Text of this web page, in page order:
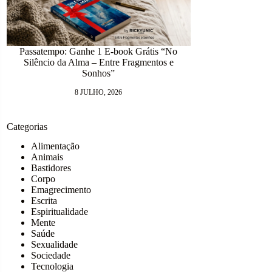
Passatempo: Ganhe 1 E-book Grátis “No
Silêncio da Alma – Entre Fragmentos e
Sonhos”
8 JULHO, 2026
Categorias
Alimentação
Animais
Bastidores
Corpo
Emagrecimento
Escrita
Espiritualidade
Mente
Saúde
Sexualidade
Sociedade
Tecnologia